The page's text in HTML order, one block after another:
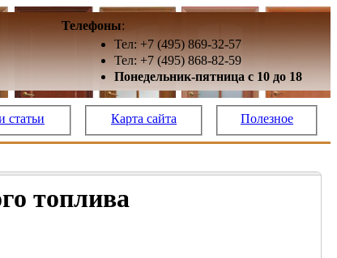
Телефоны:
Тел: +7 (495) 869-32-57
Тел: +7 (495) 868-82-59
Понедельник-пятница с 10 до 18
статьи Карта сайта Полезное
топлива